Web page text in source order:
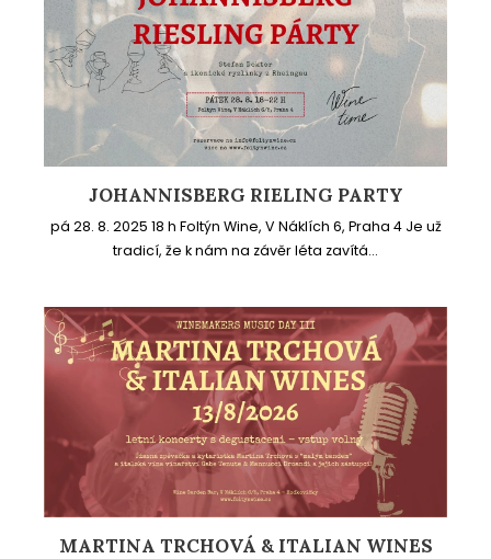
JOHANNISBERG RIELING PARTY
pá 28. 8. 2025 18 h Foltýn Wine, V Náklích 6, Praha 4 Je už
tradicí, že k nám na závěr léta zavítá...
MARTINA TRCHOVÁ & ITALIAN WINES